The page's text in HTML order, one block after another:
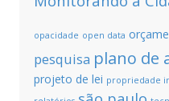
opacidade open data
pesquisa plano de
projeto de lei propriedade